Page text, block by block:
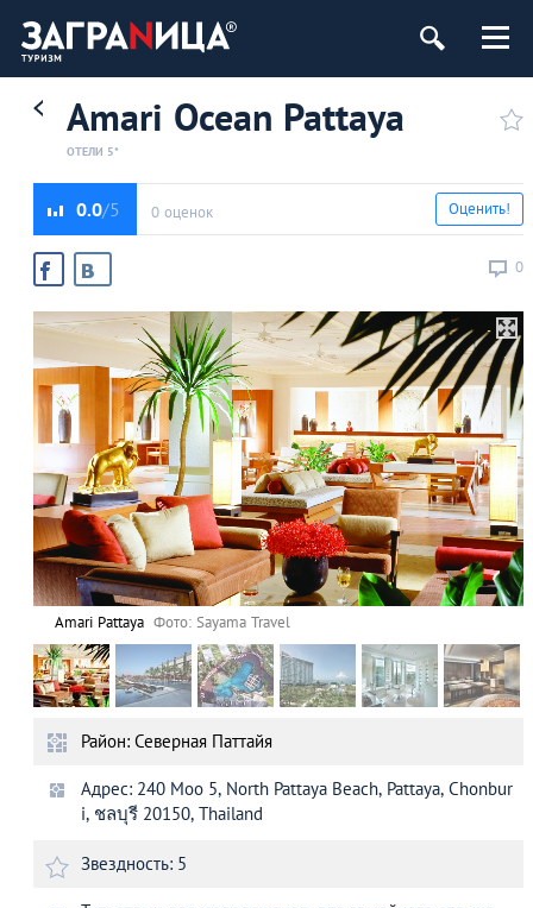
Amari Ocean Pattaya
ОТЕЛИ 5*
0.0 0 оценок
0
Оценить!
Amari Pattaya Фото: Sayama Travel
Район: Северная Паттайя
Адрес: 240 Moo 5, North Pattaya Beach, Pattaya, Chonbur
i, ชลบุรี 20150, Thailand
Звездность: 5